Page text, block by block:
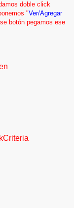
doble click
"Ver/Agregar
botón pegamos ese